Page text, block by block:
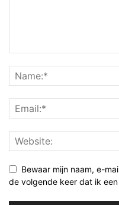
Bewaar mijn naam, e-
de volgende keer dat ik